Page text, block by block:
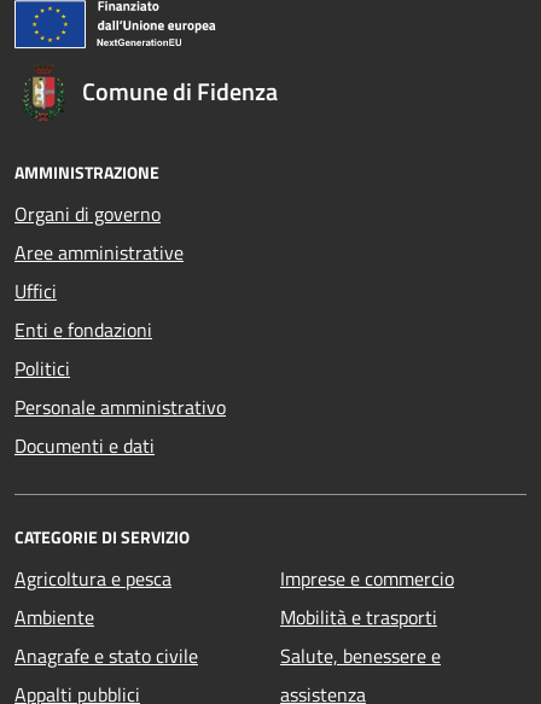
Comune di Fidenza
AMMINISTRAZIONE
Organi di governo
Aree amministrative
Uffici
Enti e fondazioni
Politici
Personale amministrativo
Documenti e dati
CATEGORIE DI SERVIZIO
Agricoltura e pesca
Ambiente
Anagrafe e stato civile
Appalti pubblici
Imprese e commercio
Mobilità e trasporti
Salute, benessere e
assistenza